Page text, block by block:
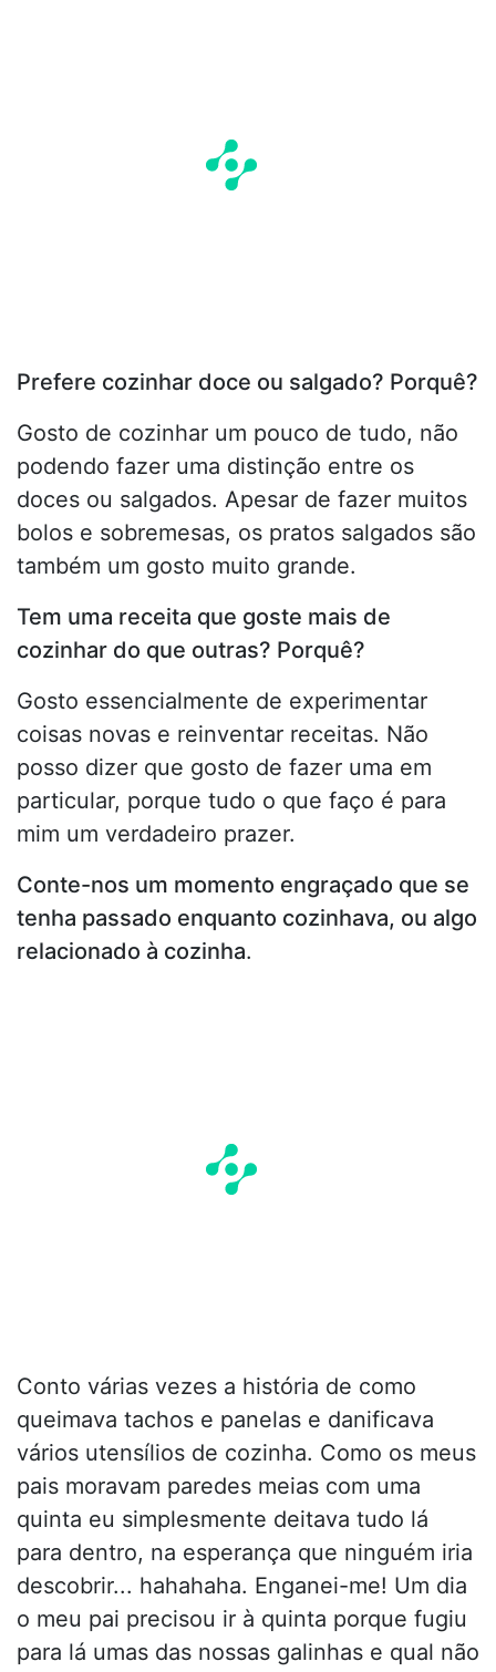
Prefere cozinhar doce ou salgado? Porquê?
Gosto de cozinhar um pouco de tudo, não
podendo fazer uma distinção entre os
doces ou salgados. Apesar de fazer muitos
bolos e sobremesas, os pratos salgados são
também um gosto muito grande.
Tem uma receita que goste mais de
cozinhar do que outras? Porquê?
Gosto essencialmente de experimentar
coisas novas e reinventar receitas. Não
posso dizer que gosto de fazer uma em
particular, porque tudo o que faço é para
mim um verdadeiro prazer.
Conte-nos um momento engraçado que se
tenha passado enquanto cozinhava, ou algo
relacionado à cozinha.
Conto várias vezes a história de como
queimava tachos e panelas e danificava
vários utensílios de cozinha. Como os meus
pais moravam paredes meias com uma
quinta eu simplesmente deitava tudo lá
para dentro, na esperança que ninguém iria
descobrir... hahahaha. Enganei-me! Um dia
o meu pai precisou ir à quinta porque fugiu
para lá umas das nossas galinhas e qual não